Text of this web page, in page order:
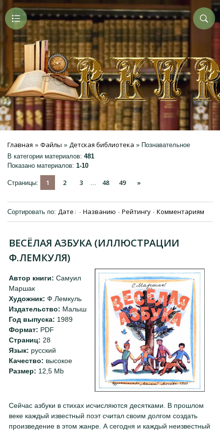
Главная » Файлы » Детская библиотека » Познавательное
В категории материалов: 481
Показано материалов: 1-10
Страницы: 1 2 3 ... 48 49 »
Сортировать по: Дате · Названию · Рейтингу · Комментариям
ВЕСЁЛАЯ АЗБУКА (ИЛЛЮСТРАЦИИ
Ф.ЛЕМКУЛЯ)
Автор книги: Самуил
Маршак
Художник: Ф.Лемкуль
Издательство: Малыш
Год выпуска: 1989
Формат: PDF
Страниц: 28
Язык: русский
Качество: высокое
Размер: 12,5 Mb
Сейчас азбуки в стихах исчисляются десятками. В прошлом
веке каждый известный поэт считал своим долгом создать
произведение в этом жанре. А сегодня и каждый неизвестный